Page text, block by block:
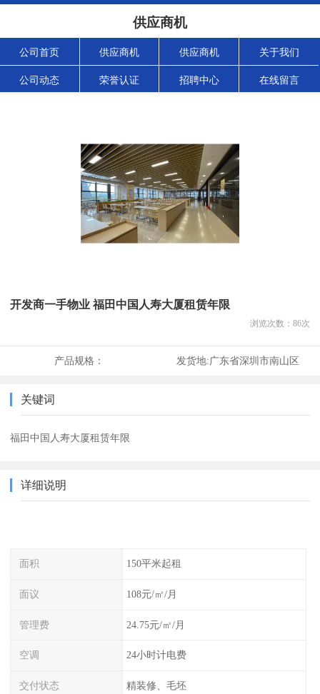
供应商机
公司首页 供应商机 供应商机 关于我们
公司动态 荣誉认证 招聘中心 在线留言
开发商一手物业 福田中国人寿大厦租赁年限
浏览次数： 86次
产品规格： 发货地:广东省深圳市南山区
关键词
福田中国人寿大厦租赁年限
详细说明
面积 150平米起租
面议 108元/㎡/月
管理费 24.75元/㎡/月
空调 24小时计电费
交付状态 精装修、毛坯